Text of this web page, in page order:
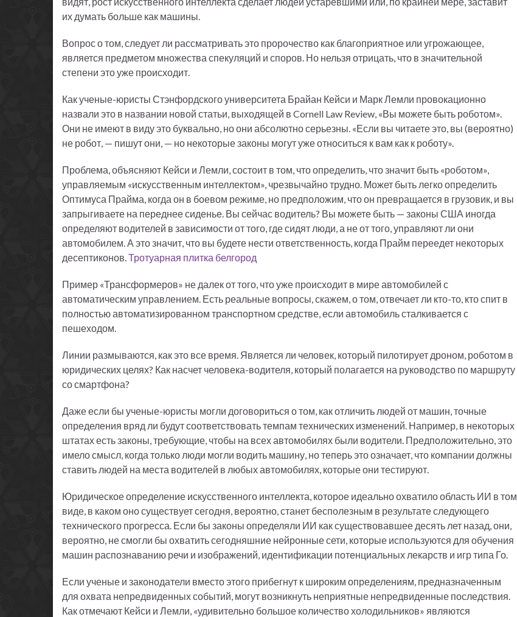
их думать больше как машины.
Вопрос о том, следует ли рассматривать это пророчество как благоприятное или угрожающее,
является предметом множества спекуляций и споров. Но нельзя отрицать, что в значительной
степени это уже происходит.
Как ученые-юристы Стэнфордского университета Брайан Кейси и Марк Лемли провокационно
назвали это в названии новой статьи, выходящей в Cornell Law Review, «Вы можете быть роботом».
Они не имеют в виду это буквально, но они абсолютно серьезны. «Если вы читаете это, вы (вероятно)
не робот, — пишут они, — но некоторые законы могут уже относиться к вам как к роботу».
Проблема, объясняют Кейси и Лемли, состоит в том, что определить, что значит быть «роботом»,
управляемым «искусственным интеллектом», чрезвычайно трудно. Может быть легко определить
Оптимуса Прайма, когда он в боевом режиме, но предположим, что он превращается в грузовик, и вы
запрыгиваете на переднее сиденье. Вы сейчас водитель? Вы можете быть — законы США иногда
определяют водителей в зависимости от того, где сидят люди, а не от того, управляют ли они
автомобилем. А это значит, что вы будете нести ответственность, когда Прайм переедет некоторых
десептиконов.Тротуарная плитка белгород
Пример «Трансформеров» не далек от того, что уже происходит в мире автомобилей с
автоматическим управлением. Есть реальные вопросы, скажем, о том, отвечает ли кто-то, кто спит в
полностью автоматизированном транспортном средстве, если автомобиль сталкивается с
пешеходом.
Линии размываются, как это все время. Является ли человек, который пилотирует дроном, роботом в
юридических целях? Как насчет человека-водителя, который полагается на руководство по маршруту
со смартфона?
Даже если бы ученые-юристы могли договориться о том, как отличить людей от машин, точные
определения вряд ли будут соответствовать темпам технических изменений. Например, в некоторых
штатах есть законы, требующие, чтобы на всех автомобилях были водители. Предположительно, это
имело смысл, когда только люди могли водить машину, но теперь это означает, что компании должны
ставить людей на места водителей в любых автомобилях, которые они тестируют.
Юридическое определение искусственного интеллекта, которое идеально охватило область ИИ в том
виде, в каком оно существует сегодня, вероятно, станет бесполезным в результате следующего
технического прогресса. Если бы законы определяли ИИ как существовавшее десять лет назад, они,
вероятно, не смогли бы охватить сегодняшние нейронные сети, которые используются для обучения
машин распознаванию речи и изображений, идентификации потенциальных лекарств и игр типа Го.
Если ученые и законодатели вместо этого прибегнут к широким определениям, предназначенным
для охвата непредвиденных событий, могут возникнуть неприятные непредвиденные последствия.
Как отмечают Кейси и Лемли, «удивительно большое количество холодильников» являются